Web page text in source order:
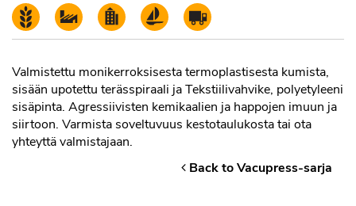
Valmistettu monikerroksisesta termoplastisesta kumista,
sisään upotettu terässpiraali ja Tekstiilivahvike, polyetyleeni
sisäpinta. Agressiivisten kemikaalien ja happojen imuun ja
siirtoon. Varmista soveltuvuus kestotaulukosta tai ota
yhteyttä valmistajaan.
Back to Vacupress-sarja